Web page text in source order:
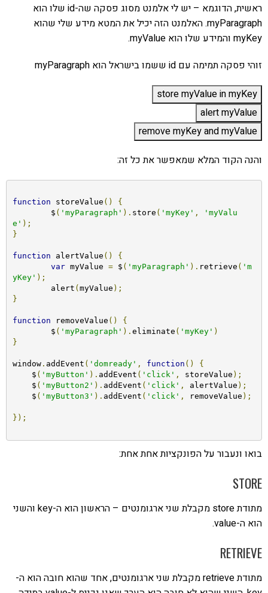
ראשית, הדוגמא – יש לי אלמנט מסוג פסקה שה-id שלו הוא
myParagraph. האלמנט הזה יכיל את המטא מידע שלי שהוא
myKey והמידע שלו הוא myValue.
זוהי פסקה תמימה עם id ששמו בישראל הוא myParagraph
והנה הקוד המלא שמאפשר את כל זה:
function storeValue ()
{
	$
( 'myParagraph' ). store ( 'myKey' ,
'myValu
e' );
}
function alertValue ()
{
var myValue = $ ( 'myParagraph' ). retrieve ( 'm
yKey' );
	alert
( myValue );
}
function removeValue ()
{
	$
( 'myParagraph' ). eliminate ( 'myKey' )
}
window. addEvent ( 'domready' , function ()
{
    $
( 'myButton' ). addEvent ( 'click' , storeValue );
    $
( 'myButton2' ). addEvent ( 'click' , alertValue );
    $
( 'myButton3' ). addEvent ( 'click' , removeValue );
});
בואו ונעבור על הפונקציות אחת אחת:
STORE
מתודת store מקבלת שני ארגומנטים – הראשון הוא ה-key והשני
הוא ה-value.
RETRIEVE
מתודת retrieve מקבלת שני ארגומנטים, אחד שהוא חובה הוא ה-